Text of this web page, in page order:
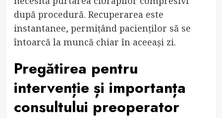
după procedură. Recuperarea este
instantanee, permițând pacienților să se
întoarcă la muncă chiar în aceeași zi.
Pregătirea pentru
intervenție și importanța
consultului preoperator